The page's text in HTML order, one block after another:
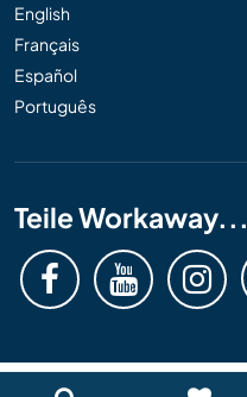
English
Français
Español
Português
Teile Workaway...